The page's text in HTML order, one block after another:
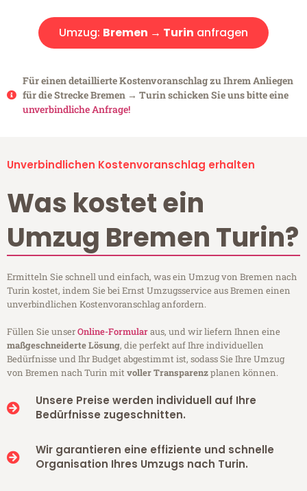
Umzug: Bremen → Turin anfragen
Für einen detaillierte Kostenvoranschlag zu Ihrem Anliegen
für die Strecke Bremen → Turin schicken Sie uns bitte eine
unverbindliche Anfrage!
Unverbindlichen Kostenvoranschlag erhalten
Was kostet ein
Umzug Bremen Turin?
Ermitteln Sie schnell und einfach, was ein Umzug von Bremen nach
Turin kostet, indem Sie bei Ernst Umzugsservice aus Bremen einen
unverbindlichen Kostenvoranschlag anfordern.
Füllen Sie unserOnline-Formularaus, und wir liefern Ihnen eine
maßgeschneiderte Lösung, die perfekt auf Ihre individuellen
Bedürfnisse und Ihr Budget abgestimmt ist, sodass Sie Ihre Umzug
von Bremen nach Turin mitvoller Transparenzplanen können.
Unsere Preise werden individuell auf Ihre
Bedürfnisse zugeschnitten.
Wir garantieren eine effiziente und schnelle
Organisation Ihres Umzugs nach Turin.